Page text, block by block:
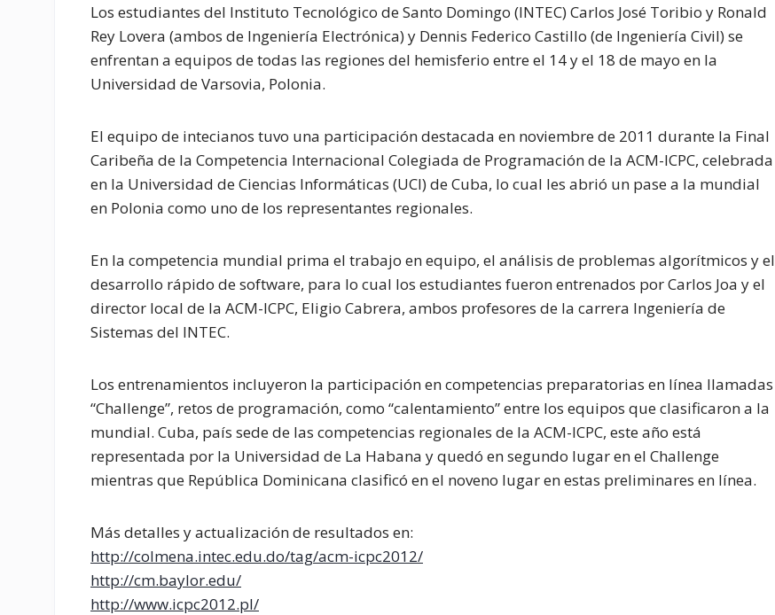
Los estudiantes del Instituto Tecnológico de Santo Domingo (INTEC) Carlos José Toribio y Ronald
Rey Lovera (ambos de Ingeniería Electrónica) y Dennis Federico Castillo (de Ingeniería Civil) se
enfrentan a equipos de todas las regiones del hemisferio entre el 14 y el 18 de mayo en la
Universidad de Varsovia, Polonia.
El equipo de intecianos tuvo una participación destacada en noviembre de 2011 durante la Final
Caribeña de la Competencia Internacional Colegiada de Programación de la ACM-ICPC, celebrada
en la Universidad de Ciencias Informáticas (UCI) de Cuba, lo cual les abrió un pase a la mundial
en Polonia como uno de los representantes regionales.
En la competencia mundial prima el trabajo en equipo, el análisis de problemas algorítmicos y el
desarrollo rápido de software, para lo cual los estudiantes fueron entrenados por Carlos Joa y el
director local de la ACM-ICPC, Eligio Cabrera, ambos profesores de la carrera Ingeniería de
Sistemas del INTEC.
Los entrenamientos incluyeron la participación en competencias preparatorias en línea llamadas
“Challenge”, retos de programación, como “calentamiento” entre los equipos que clasificaron a la
mundial. Cuba, país sede de las competencias regionales de la ACM-ICPC, este año está
representada por la Universidad de La Habana y quedó en segundo lugar en el Challenge
mientras que República Dominicana clasificó en el noveno lugar en estas preliminares en línea.
Más detalles y actualización de resultados en:
http://colmena.intec.edu.do/tag/acm-icpc2012/
http://cm.baylor.edu/
http://www.icpc2012.pl/